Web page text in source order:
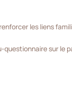
les liens
questionnaire sur le